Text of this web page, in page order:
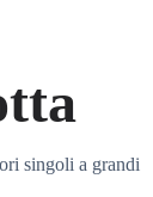
singoli a grandi